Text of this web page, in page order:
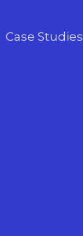
Case Studies